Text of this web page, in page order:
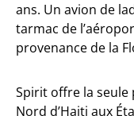
ans. Un avion de
tarmac de
provenance de la
Spirit offre la seule
Nord d’Haiti aux